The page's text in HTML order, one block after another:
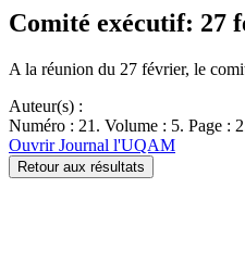
Comité exécutif: 27
A la réunion du 27 février, le
Auteur(s) :
Numéro : 21. Volume : 5. Page :
Ouvrir Journal l'UQAM
Retour aux résultats